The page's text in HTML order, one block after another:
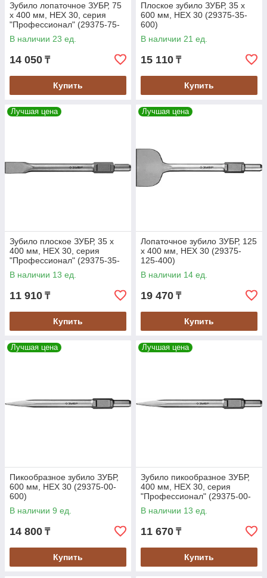
Зубило лопаточное ЗУБР, 75
х 400 мм, HEX 30, серия
"Профессионал" (29375-75-
400)
В наличии 23 ед.
14 050 ₸
Купить
Плоское зубило ЗУБР, 35 х
600 мм, HEX 30 (29375-35-
600)
В наличии 21 ед.
15 110 ₸
Купить
Лучшая цена
Зубило плоское ЗУБР, 35 х
400 мм, HEX 30, серия
"Профессионал" (29375-35-
400)
В наличии 13 ед.
11 910 ₸
Купить
Лучшая цена
Лопаточное зубило ЗУБР, 125
х 400 мм, HEX 30 (29375-
125-400)
В наличии 14 ед.
19 470 ₸
Купить
Лучшая цена
Пикообразное зубило ЗУБР,
600 мм, HEX 30 (29375-00-
600)
В наличии 9 ед.
14 800 ₸
Купить
Лучшая цена
Зубило пикообразное ЗУБР,
400 мм, HEX 30, серия
"Профессионал" (29375-00-
400)
В наличии 13 ед.
11 670 ₸
Купить